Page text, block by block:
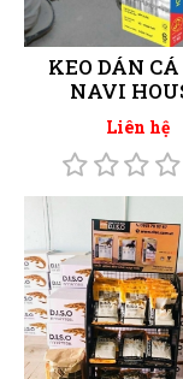
KEO DÁN
NAVI
Liên hệ